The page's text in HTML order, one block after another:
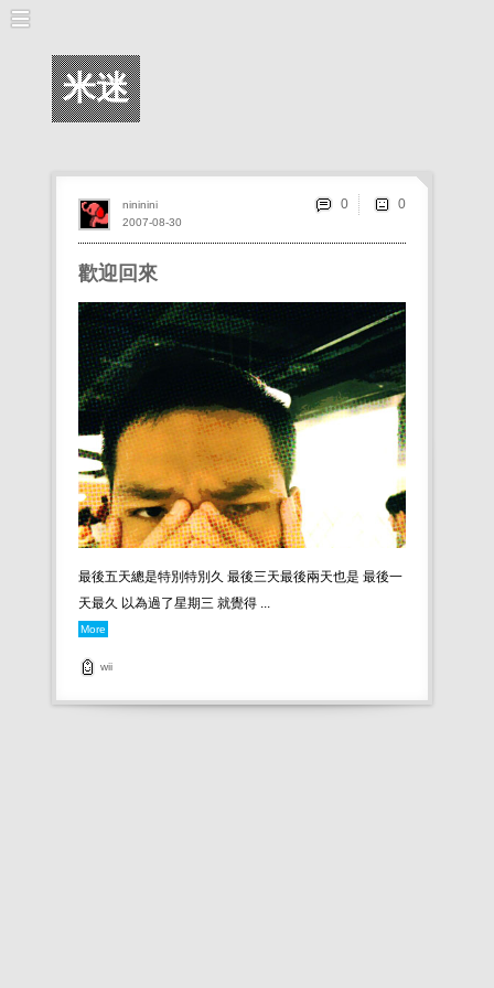
米迷
歡迎回來
最後五天總是特別特別久 最後三天最後兩天也是 最後一
天最久 以為過了星期三 就覺得 ...
More
wii
2007-08-30
nininini 0